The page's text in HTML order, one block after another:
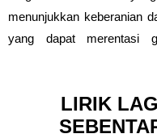
menunjukkan keberanian
yang dapat merentasi
LIRIK